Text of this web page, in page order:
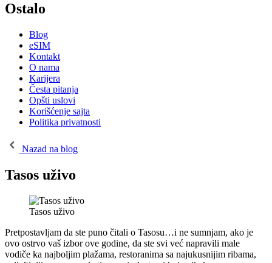
Ostalo
Blog
eSIM
Kontakt
O nama
Karijera
Česta pitanja
Opšti uslovi
Korišćenje sajta
Politika privatnosti
Nazad na blog
Tasos uživo
Tasos uživo
Pretpostavljam da ste puno čitali o Tasosu…i ne sumnjam, ako je
ovo ostrvo vaš izbor ove godine, da ste svi već napravili male
vodiče ka najboljim plažama, restoranima sa najukusnijim ribama,